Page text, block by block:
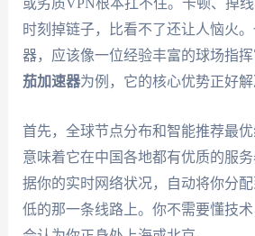
或劣质VPN根本扛不住。卡顿、掉
时刻掉链子，比看不了还让人恼火
器，应该像一位经验丰富的球场指
茄加速器为例，它的核心优势正好解
首先，全球节点分布和智能推荐最
意味着它在中国各地都有优质的服
据你的实时网络状况，自动将你分
低的那一条线路上。你不需要懂技